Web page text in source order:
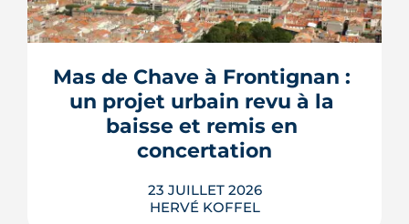
Construire une piscine sur son propre
terrain n'a rien d'un droit acquis. Entre
les règles du PLU et les arrêtés
sécheresse, plusieurs mécanismes
peuvent bloquer le bassin, ou son
remplissage.
LIRE L'ARTICLE
Mas de Chave à Frontignan :
un projet urbain revu à la
baisse et remis en
concertation
23 JUILLET 2026
HERVÉ KOFFEL